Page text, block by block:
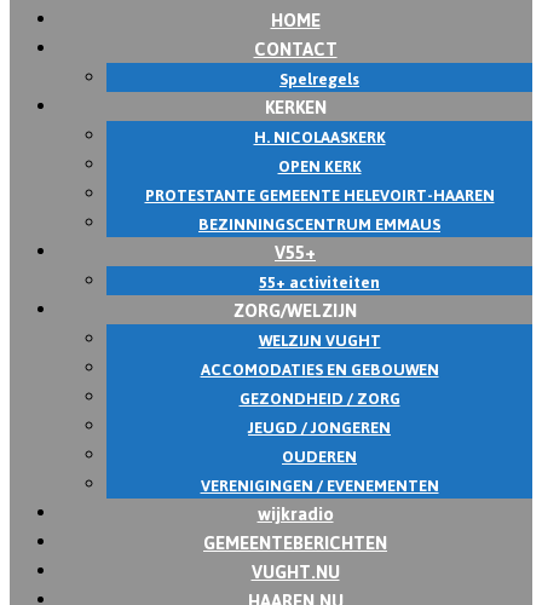
HOME
CONTACT
Spelregels
KERKEN
H. NICOLAASKERK
OPEN KERK
PROTESTANTE GEMEENTE HELEVOIRT-HAAREN
BEZINNINGSCENTRUM EMMAUS
V55+
55+ activiteiten
ZORG/WELZIJN
WELZIJN VUGHT
ACCOMODATIES EN GEBOUWEN
GEZONDHEID / ZORG
JEUGD / JONGEREN
OUDEREN
VERENIGINGEN / EVENEMENTEN
wijkradio
GEMEENTEBERICHTEN
VUGHT.NU